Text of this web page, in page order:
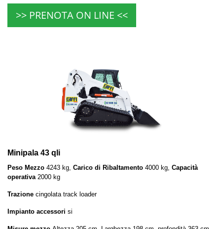
>> PRENOTA ON LINE <<
Minipala 43 qli
Peso Mezzo 4243 kg, Carico di Ribaltamento 4000 kg, Capacità
operativa 2000 kg
Trazione cingolata track loader
Impianto accessori si